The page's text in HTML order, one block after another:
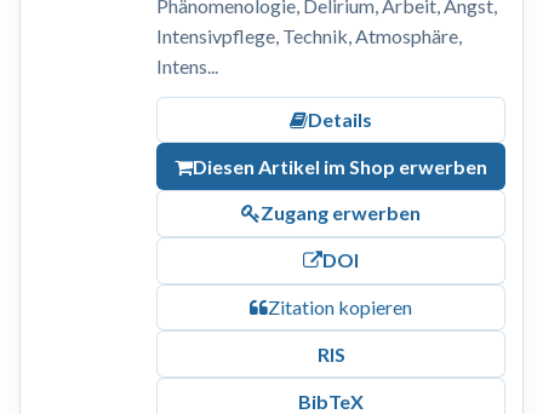
Phänomenologie, Delirium, Arbeit, Angst,
Intensivpflege, Technik, Atmosphäre,
Intens...
Details
Diesen Artikel im Shop erwerben
Zugang erwerben
DOI
Zitation kopieren
RIS
BibTeX